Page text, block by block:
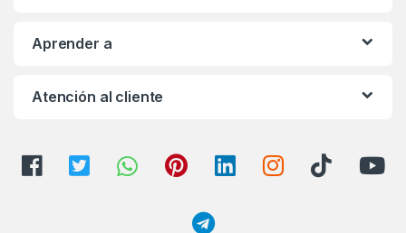
Aprender a
Atención al cliente